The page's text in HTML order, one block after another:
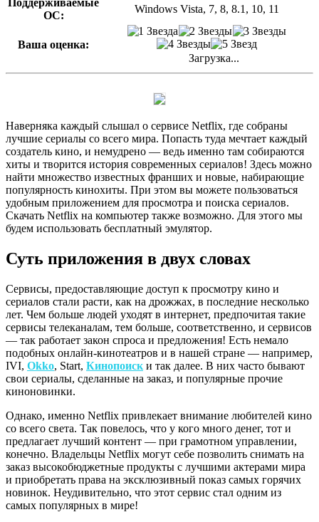
Поддерживаемые
ОС:
Windows Vista, 7, 8, 8.1, 10, 11
Ваша оценка:
Загрузка...
Наверняка каждый слышал о сервисе Netflix, где собраны
лучшие сериалы со всего мира. Попасть туда мечтает каждый
создатель кино, и немудрено — ведь именно там собираются
хиты и творится история современных сериалов! Здесь можно
найти множество известных франших и новые, набирающие
популярность кинохиты. При этом вы можете пользоваться
удобным приложением для просмотра и поиска сериалов.
Скачать Netflix на компьютер также возможно. Для этого мы
будем использовать бесплатный эмулятор.
Суть приложения в двух словах
Сервисы, предоставляющие доступ к просмотру кино и
сериалов стали расти, как на дрожжах, в последние несколько
лет. Чем больше людей уходят в интернет, предпочитая такие
сервисы телеканалам, тем больше, соответственно, и сервисов
— так работает закон спроса и предложения! Есть немало
подобных онлайн-кинотеатров и в нашей стране — например,
IVI, Okko, Start, Кинопоиск и так далее. В них часто бывают
свои сериалы, сделанные на заказ, и популярные прочие
киноновинки.
Однако, именно Netflix привлекает внимание любителей кино
со всего света. Так повелось, что у кого много денег, тот и
предлагает лучший контент — при грамотном управлении,
конечно. Владельцы Netflix могут себе позволить снимать на
заказ высокобюджетные продукты с лучшими актерами мира
и приобретать права на эксклюзивный показ самых горячих
новинок. Неудивительно, что этот сервис стал одним из
самых популярных в мире!